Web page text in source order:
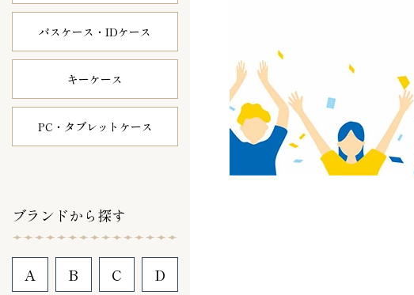
パスケース・ IDケース
キーケース
PC・タブレット ケース
ブランドから探す
A B C D